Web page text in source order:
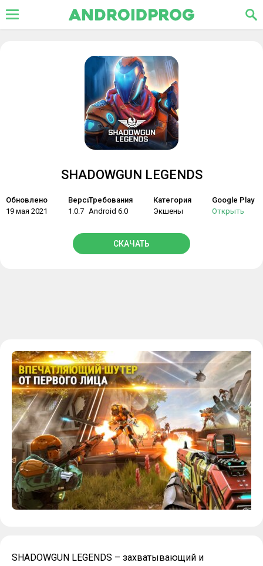
SHADOWGUN LEGENDS
Обновлено
19 мая 2021
Версия
1.0.7
Требования
Android 6.0
Категория
Экшены
Google Play
Открыть
СКАЧАТЬ
SHADOWGUN LEGENDS – захватывающий и